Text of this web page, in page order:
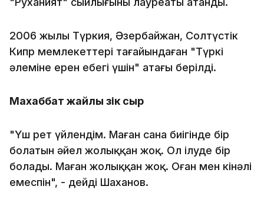
2006 жылы Түркия, Әзербайжан, Солтүстік
Кипр мемлекеттері тағайындаған "Түркі
әлеміне ерен еңбегі үшін" атағы берілді.
Махаббат жайлы үзік сыр
"Үш рет үйлендім. Маған сана биігінде бір
болатын әйел жолыққан жоқ. Ол ілуде бір
болады. Маған жолыққан жоқ. Оған мен кінәлі
емеспін", - дейді Шаханов.